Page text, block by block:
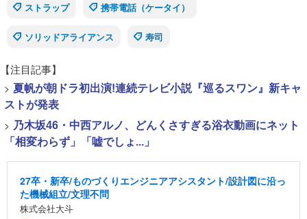
ストラップ
携帯電話（ケータイ）
ソリッドアライアンス 寿司
【注目記事】
> 夏帆が朝ドラ初出演!連続テレビ小説『巡るスワン』新キャ
ストが発表
> 乃木坂46・中西アルノ、どんくさすぎる浴衣動画にネット
「相変わらず」「嘘でしょ...」
27卒・新卒/ものづくりエンジニアアシスタント/設計図に沿っ
た機械組立/文理不問
株式会社大斗